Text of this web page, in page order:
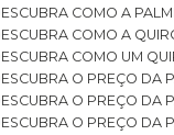
DESCUBRA COMO A
DESCUBRA COMO A
DESCUBRA COMO UM
DESCUBRA O PREÇO
DESCUBRA O PREÇO
DESCUBRA O PREÇO